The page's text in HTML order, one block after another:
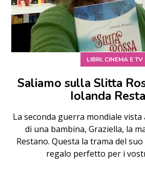
LIBRI, CINEMA E TV
Saliamo sulla Slitta
Iolanda
La seconda guerra mondiale
di una bambina, Graziella, la
Restano. Questa la trama del
regalo perfetto per i